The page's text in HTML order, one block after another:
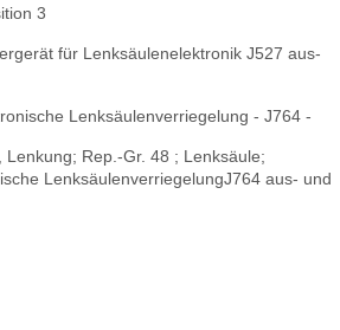
3
für Lenksäulenelektronik J527 aus-
Lenksäulenverriegelung - J764 -
Rep.-Gr. 48 ; Lenksäule;
LenksäulenverriegelungJ764 aus- und